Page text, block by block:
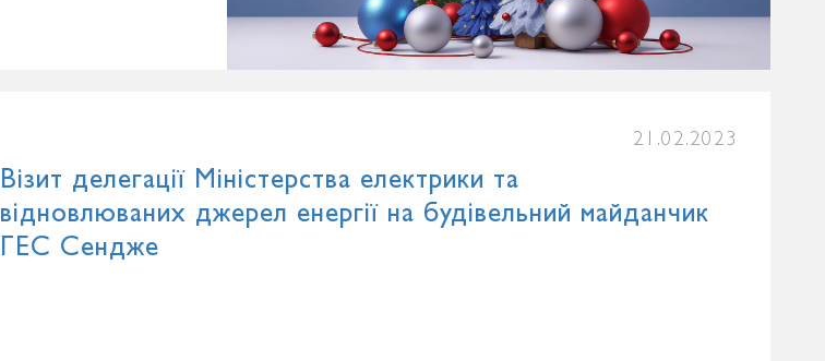
21.02.2023
Візит делегації Міністерства електрики та
відновлюваних джерел енергії на будівельний майданчик
ГЕС Сендже